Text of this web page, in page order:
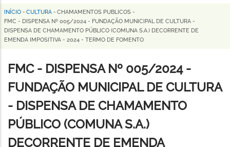
Horizonte
Trilha
de
INÍCIO - CULTURA - CHAMAMENTOS PUBLICOS -
FMC - DISPENSA Nº 005/2024 - FUNDAÇÃO MUNICIPAL DE CULTURA -
DISPENSA DE CHAMAMENTO PÚBLICO (COMUNA S.A.) DECORRENTE DE
EMENDA IMPOSITIVA - 2024 - TERMO DE FOMENTO
FMC - DISPENSA Nº 005/2024 -
FUNDAÇÃO MUNICIPAL DE CULTURA
- DISPENSA DE CHAMAMENTO
PÚBLICO (COMUNA S.A.)
DECORRENTE DE EMENDA